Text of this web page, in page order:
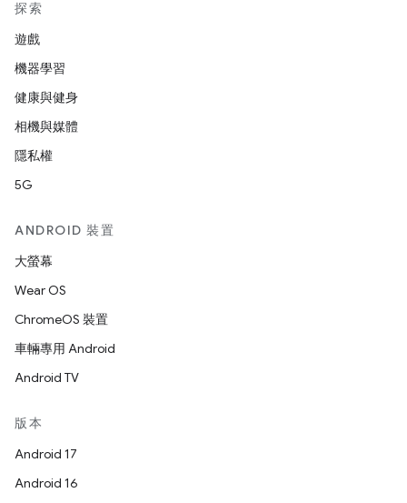
探索
遊戲
機器學習
健康與健身
相機與媒體
隱私權
5G
ANDROID 裝置
大螢幕
Wear OS
ChromeOS 裝置
車輛專用 Android
Android TV
版本
Android 17
Android 16